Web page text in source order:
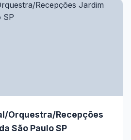
Orquestra/Recepções
São Paulo SP